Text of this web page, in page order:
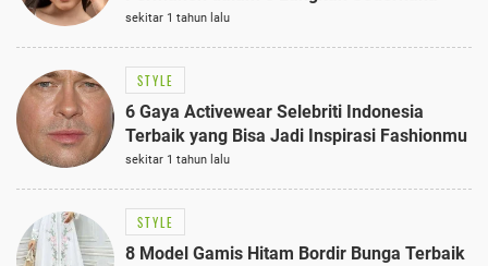
sekitar 1 tahun lalu
STYLE
6 Gaya Activewear Selebriti Indonesia
Terbaik yang Bisa Jadi Inspirasi Fashionmu
sekitar 1 tahun lalu
STYLE
8 Model Gamis Hitam Bordir Bunga Terbaik